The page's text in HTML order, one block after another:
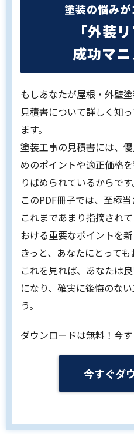
塗装の悩みが
「外装
成功マニ
もしあなたが屋根・外壁
見積書について詳しく知
ます。
塗装工事の見積書には、
めのポイントや適正価格
りばめられているからです
このPDF冊子では、至極
これまであまり指摘され
おける重要なポイントを
きっと、あなたにとっても
これを見れば、あなたは
になり、確実に後悔のな
う。
ダウンロードは無料！今
今すぐダ